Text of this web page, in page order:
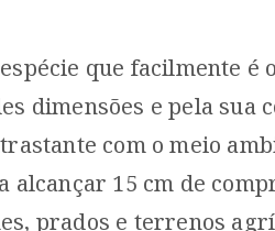
de-berçário
que facilmente é
dimensões e pela sua
com o meio
alcançar 15 cm de
prados e terrenos